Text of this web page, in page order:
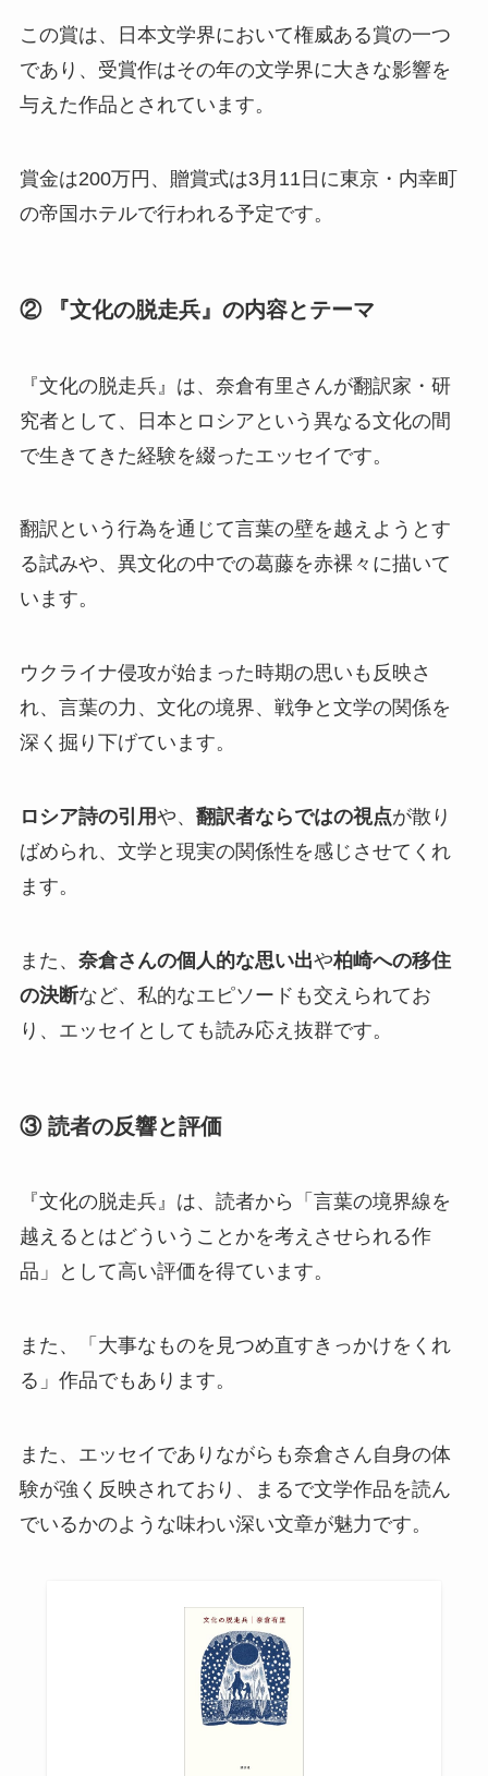
この賞は、日本文学界において権威ある賞の一つ
であり、受賞作はその年の文学界に大きな影響を
与えた作品とされています。
賞金は200万円、贈賞式は3月11日に東京・内幸町
の帝国ホテルで行われる予定です。
② 『文化の脱走兵』の内容とテーマ
『文化の脱走兵』は、奈倉有里さんが翻訳家・研
究者として、日本とロシアという異なる文化の間
で生きてきた経験を綴ったエッセイです。
翻訳という行為を通じて言葉の壁を越えようとす
る試みや、異文化の中での葛藤を赤裸々に描いて
います。
ウクライナ侵攻が始まった時期の思いも反映さ
れ、言葉の力、文化の境界、戦争と文学の関係を
深く掘り下げています。
ロシア詩の引用や、 翻訳者ならではの視点が散り
ばめられ、文学と現実の関係性を感じさせてくれ
ます。
また、 奈倉さんの個人的な思い出や柏崎への移住
の決断など、私的なエピソードも交えられてお
り、エッセイとしても読み応え抜群です。
③ 読者の反響と評価
『文化の脱走兵』は、読者から「言葉の境界線を
越えるとはどういうことかを考えさせられる作
品」として高い評価を得ています。
また、「大事なものを見つめ直すきっかけをくれ
る」作品でもあります。
また、エッセイでありながらも奈倉さん自身の体
験が強く反映されており、まるで文学作品を読ん
でいるかのような味わい深い文章が魅力です。